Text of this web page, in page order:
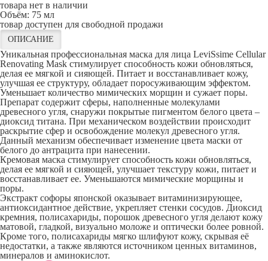
товара нет в наличии
Объём: 75 мл
товар доступен для свободной продажи
ОПИСАНИЕ
Уникальная профессиональная маска для лица LeviSsime Cellular
Renovating Mask стимулирует способность кожи обновляться,
делая ее мягкой и сияющей. Питает и восстанавливает кожу,
улучшая ее структуру, обладает поросуживающим эффектом.
Уменьшает количество мимических морщин и сужает поры.
Препарат содержит сферы, наполненные молекулами
древесного угля, снаружи покрытые пигментом белого цвета –
диоксид титана. При механическом воздействии происходит
раскрытие сфер и освобождение молекул древесного угля.
Данный механизм обеспечивает изменение цвета маски от
белого до антрацита при нанесении.
Кремовая маска стимулирует способность кожи обновляться,
делая ее мягкой и сияющей, улучшает текстуру кожи, питает и
восстанавливает ее. Уменьшаются мимические морщины и
поры.
Экстракт софоры японской оказывает витаминизирующее,
антиоксидантное действие, укрепляет стенки сосудов. Диоксид
кремния, полисахариды, порошок древесного угля делают кожу
матовой, гладкой, визуально моложе и оптически более ровной.
Кроме того, полисахариды мягко шлифуют кожу, скрывая её
недостатки, а также являются источником ценных витаминов,
минералов и аминокислот.